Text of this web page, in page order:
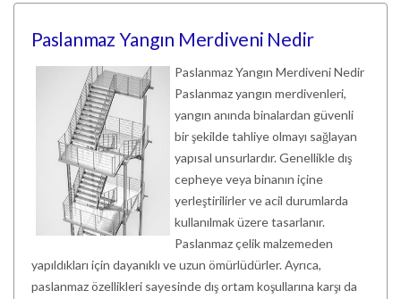
Paslanmaz Yangın Merdiveni Nedir
Paslanmaz Yangın Merdiveni Nedir
Paslanmaz yangın merdivenleri,
yangın anında binalardan güvenli
bir şekilde tahliye olmayı sağlayan
yapısal unsurlardır. Genellikle dış
cepheye veya binanın içine
yerleştirilirler ve acil durumlarda
kullanılmak üzere tasarlanır.
Paslanmaz çelik malzemeden
yapıldıkları için dayanıklı ve uzun ömürlüdürler. Ayrıca,
paslanmaz özellikleri sayesinde dış ortam koşullarına karşı da